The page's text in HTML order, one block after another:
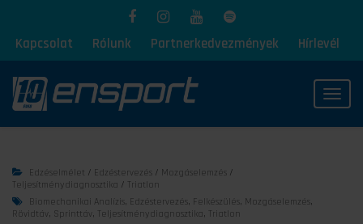
Kapcsolat Rólunk Partnerkedvezmények Hírlevél
Edzéselmélet / Edzéstervezés / Mozgáselemzés /
Teljesítménydiagnosztika / Triatlon
Biomechanikai Analízis, Edzéstervezés, Felkészülés, Mozgáselemzés,
Rövidtáv , Sprinttáv , Teljesítménydiagnosztika, Triatlon